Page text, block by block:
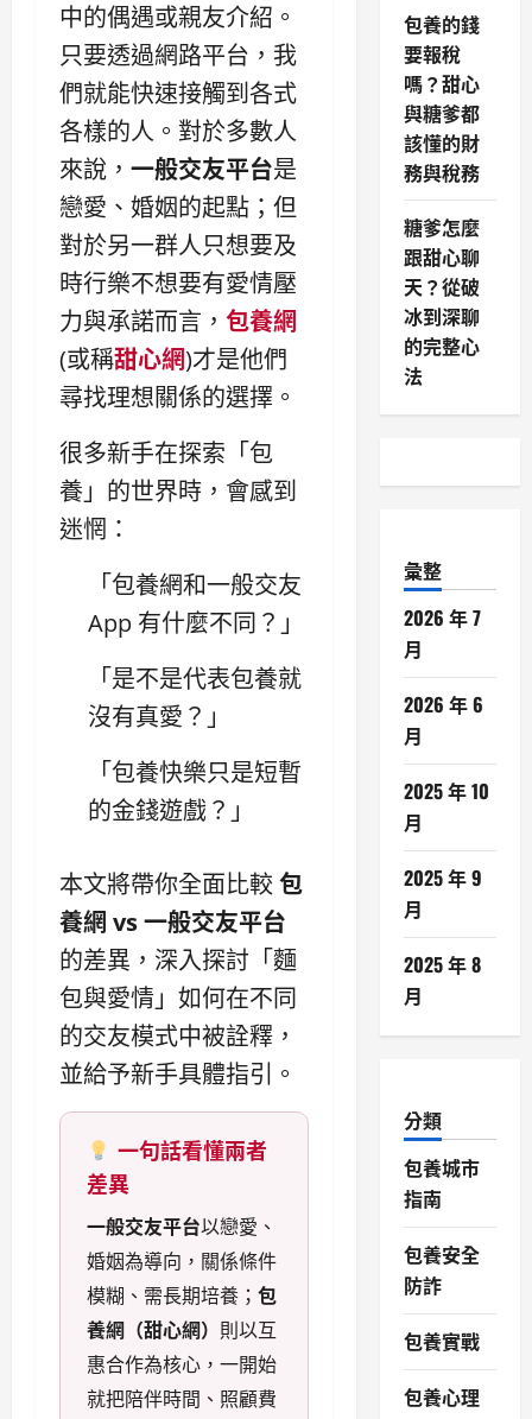
中的偶遇或親友介紹。
只要透過網路平台，我
們就能快速接觸到各式
各樣的人。對於多數人
來說， 一般交友平台是
戀愛、婚姻的起點；但
對於另一群人只想要及
時行樂不想要有愛情壓
力與承諾而言， 包養網
(或稱甜心網)才是他們
尋找理想關係的選擇。
很多新手在探索「包
養」的世界時，會感到
迷惘：
「包養網和一般交友
App 有什麼不同？」
「是不是代表包養就
沒有真愛？」
「包養快樂只是短暫
的金錢遊戲？」
本文將帶你全面比較包
養網 vs 一般交友平台
的差異，深入探討「麵
包與愛情」如何在不同
的交友模式中被詮釋，
並給予新手具體指引。
一句話看懂兩者
差異
一般交友平台以戀愛、
婚姻為導向，關係條件
模糊、需長期培養； 包
養網（甜心網） 則以互
惠合作為核心，一開始
就把陪伴時間、照顧費
包養的錢
要報稅
嗎？甜心
與糖爹都
該懂的財
務與稅務
糖爹怎麼
跟甜心聊
天？從破
冰到深聊
的完整心
法
彙整
2026 年 7
月
2026 年 6
月
2025 年 10
月
2025 年 9
月
2025 年 8
月
分類
包養城市
指南
包養安全
防詐
包養實戰
包養心理